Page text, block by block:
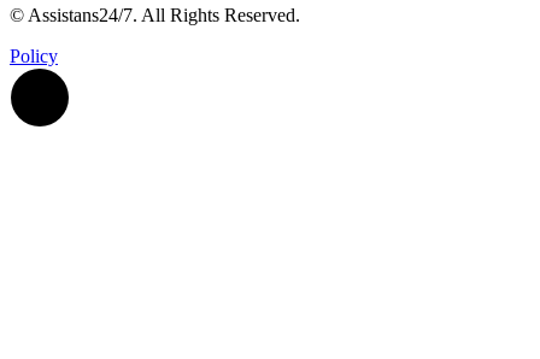
© Assistans24/7. All Rights Reserved.
Policy